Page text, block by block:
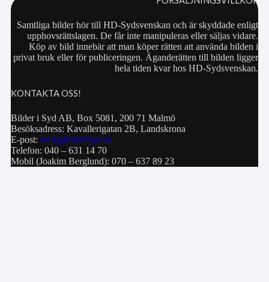
Samtliga bilder hör till HD-Sydsvenskan och är skyddade enligt
upphovsrättslagen. De får inte manipuleras eller säljas vidare.
Köp av bild innebär att man köper rätten att använda bilden i
privat bruk eller för publiceringen. Äganderätten till bilden ligger
hela tiden kvar hos HD-Sydsvenskan.
KONTAKTA OSS!
Bilder i Syd AB, Box 5081, 200 71 Malmö
Besöksadress: Kavallerigatan 2B, Landskrona
E-post: info@bilderisyd.se
Telefon: 040 – 631 14 70
Mobil (Joakim Berglund): 070 – 637 89 23